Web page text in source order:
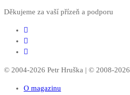
Děkujeme za vaší přízeň a podporu
© 2004-2026 Petr Hruška | © 2008-2026
O magazinu